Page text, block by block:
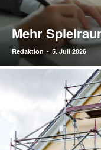
Mehr
Redaktion - 5. Juli 2026